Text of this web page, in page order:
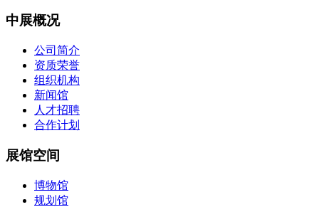
中展概况
公司简介
资质荣誉
组织机构
新闻馆
人才招聘
合作计划
展馆空间
博物馆
规划馆